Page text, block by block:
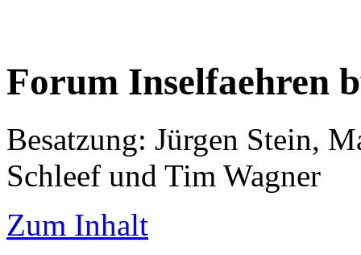
Forum Inselfaehren
Besatzung: Jürgen Stein,
Schleef und Tim Wagner
Zum Inhalt